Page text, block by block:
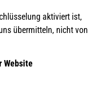
aktiviert ist,
übermitteln, nicht von
Website